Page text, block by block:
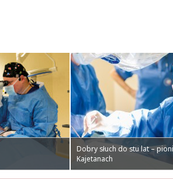
Dobry słuch do stu lat –
Kajetanach